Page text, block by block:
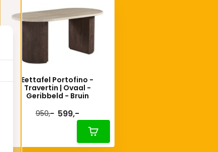
Eettafel Portofino -
Travertin | Ovaal -
Geribbeld - Bruin
950,- 599,-